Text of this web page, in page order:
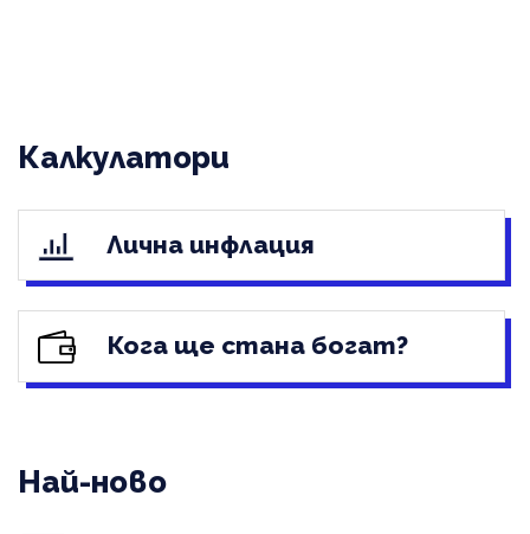
Калкулатори
Лична инфлация
Кога ще стана богат?
Най-ново